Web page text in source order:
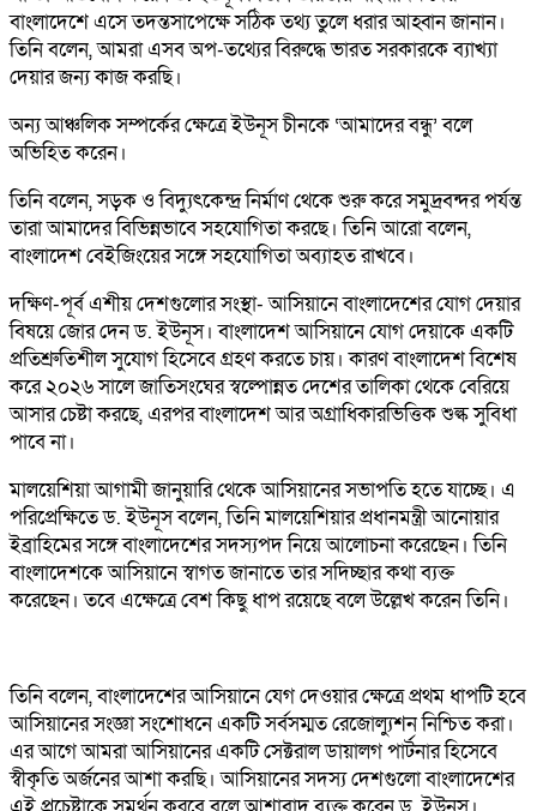
বাংলাদেশে এসে তদন্তসাপেক্ষে সঠিক তথ্য তুলে ধরার আহ্বান জানান।
তিনি বলেন, আমরা এসব অপ-তথ্যের বিরুদ্ধে ভারত সরকারকে ব্যাখ্যা
দেয়ার জন্য কাজ করছি।
অন্য আঞ্চলিক সম্পর্কের ক্ষেত্রে ইউনূস চীনকে ‘আমাদের বন্ধু’ বলে
অভিহিত করেন।
তিনি বলেন, সড়ক ও বিদ্যুৎকেন্দ্র নির্মাণ থেকে শুরু করে সমুদ্রবন্দর পর্যন্ত
তারা আমাদের বিভিন্নভাবে সহযোগিতা করছে। তিনি আরো বলেন,
বাংলাদেশ বেইজিংয়ের সঙ্গে সহযোগিতা অব্যাহত রাখবে।
দক্ষিণ-পূর্ব এশীয় দেশগুলোর সংস্থা- আসিয়ানে বাংলাদেশের যোগ দেয়ার
বিষয়ে জোর দেন ড. ইউনূস। বাংলাদেশ আসিয়ানে যোগ দেয়াকে একটি
প্রতিশ্রুতিশীল সুযোগ হিসেবে গ্রহণ করতে চায়। কারণ বাংলাদেশ বিশেষ
করে ২০২৬ সালে জাতিসংঘের স্বল্পোন্নত দেশের তালিকা থেকে বেরিয়ে
আসার চেষ্টা করছে, এরপর বাংলাদেশ আর অগ্রাধিকারভিত্তিক শুল্ক সুবিধা
পাবে না।
মালয়েশিয়া আগামী জানুয়ারি থেকে আসিয়ানের সভাপতি হতে যাচ্ছে। এ
পরিপ্রেক্ষিতে ড. ইউনূস বলেন, তিনি মালয়েশিয়ার প্রধানমন্ত্রী আনোয়ার
ইব্রাহিমের সঙ্গে বাংলাদেশের সদস্যপদ নিয়ে আলোচনা করেছেন। তিনি
বাংলাদেশকে আসিয়ানে স্বাগত জানাতে তার সদিচ্ছার কথা ব্যক্ত
করেছেন। তবে এক্ষেত্রে বেশ কিছু ধাপ রয়েছে বলে উল্লেখ করেন তিনি।
তিনি বলেন, বাংলাদেশের আসিয়ানে যেগ দেওয়ার ক্ষেত্রে প্রথম ধাপটি হবে
আসিয়ানের সংজ্ঞা সংশোধনে একটি সর্বসম্মত রেজোল্যুশন নিশ্চিত করা।
এর আগে আমরা আসিয়ানের একটি সেক্টরাল ডায়ালগ পার্টনার হিসেবে
স্বীকৃতি অর্জনের আশা করছি। আসিয়ানের সদস্য দেশগুলো বাংলাদেশের